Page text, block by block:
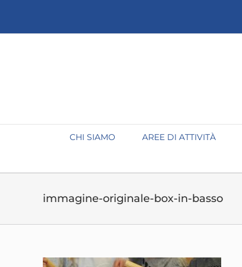
contenuto
CHI SIAMO AREE DI ATTIVITÀ
immagine-originale-box-in-basso